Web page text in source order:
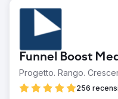
cassonetti commerciali e
Funnel Boost
Progetto. Rango.
256